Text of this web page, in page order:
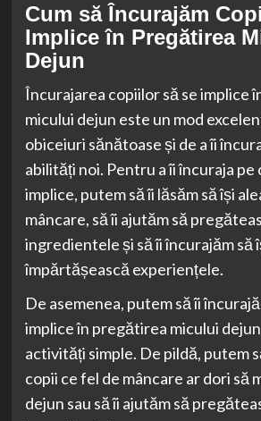
Cum să Încurajăm
Implice în Pregătirea
Dejun
Încurajarea copiilor să se implice
micului dejun este un mod
obiceiuri sănătoase și de a îi
abilități noi. Pentru a îi încuraja pe
implice, putem să îi lăsăm să își
mâncare, să îi ajutăm să
ingredientele și să îi încurajăm să
împărtășească experiențele.
De asemenea, putem să îi
implice în pregătirea micului
activități simple. De pildă, putem
copii ce fel de mâncare ar dori să
dejun sau să îi ajutăm să